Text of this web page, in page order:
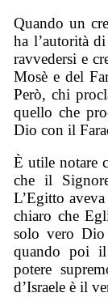
Quando un
ha l’autorità
ravvedersi e
Mosè e del
Però, chi
quello che
Dio con il
È utile notare
che il
L’Egitto
chiaro che
solo vero Dio
quando poi il
potere
d’Israele è il